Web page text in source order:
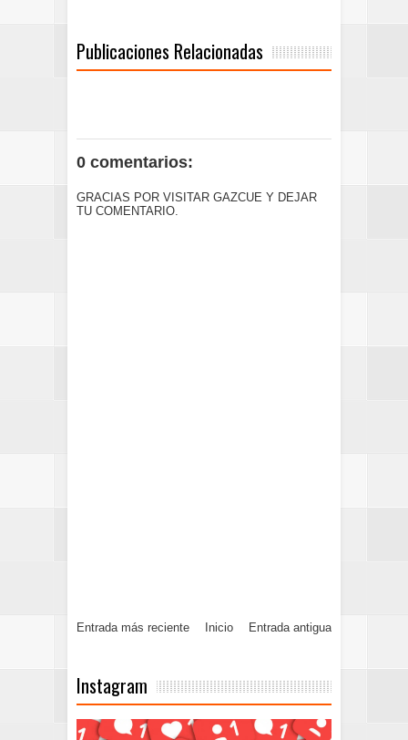
Publicaciones Relacionadas
0 comentarios:
GRACIAS POR VISITAR GAZCUE Y DEJAR
TU COMENTARIO.
Entrada más reciente Entrada antigua
Inicio
Instagram